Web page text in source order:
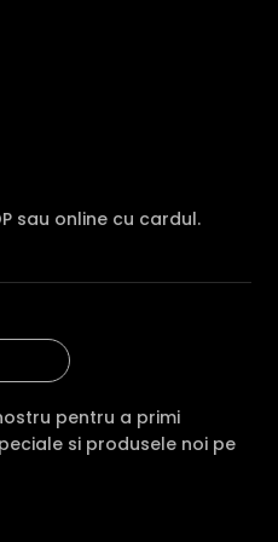
sau online cu cardul.
pentru a primi
si produsele noi pe